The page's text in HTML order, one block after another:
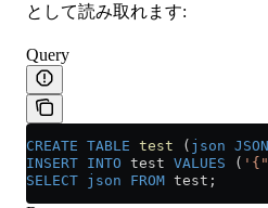
として読み取れます:
Query
CREATE TABLE test ( json JSON
INSERT INTO test VALUES (
SELECT json FROM test;